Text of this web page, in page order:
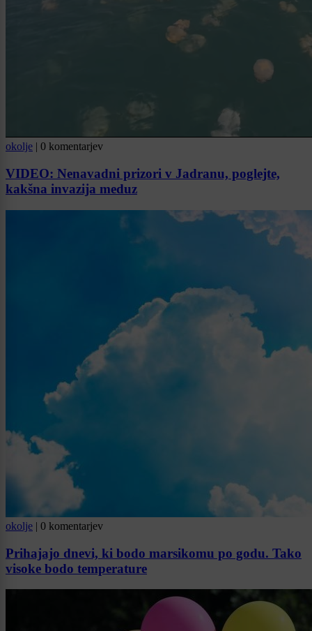
okolje 0 komentarjev
VIDEO: Nenavadni prizori v Jadranu, poglejte,
kakšna invazija meduz
okolje | 0 komentarjev
Prihajajo dnevi, ki bodo marsikomu po godu. Tako
visoke bodo temperature